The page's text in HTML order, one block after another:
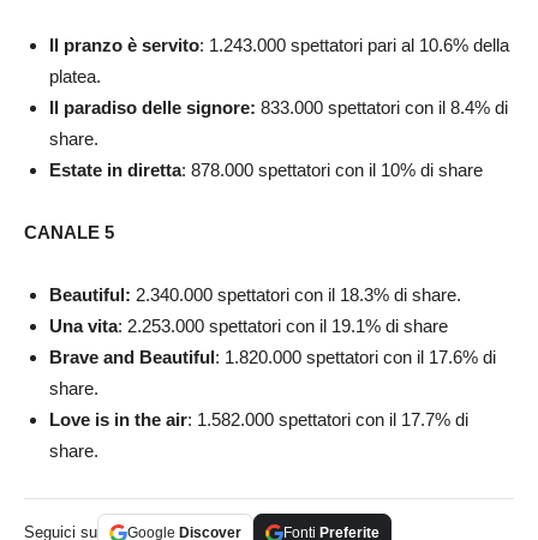
Il pranzo è servito: 1.243.000 spettatori pari al 10.6% della
platea.
Il paradiso delle signore: 833.000 spettatori con il 8.4% di
share.
Estate in diretta: 878.000 spettatori con il 10% di share
CANALE 5
Beautiful: 2.340.000 spettatori con il 18.3% di share.
Una vita: 2.253.000 spettatori con il 19.1% di share
Brave and Beautiful: 1.820.000 spettatori con il 17.6% di
share.
Love is in the air: 1.582.000 spettatori con il 17.7% di
share.
Seguici su Google Discover Fonti Preferite